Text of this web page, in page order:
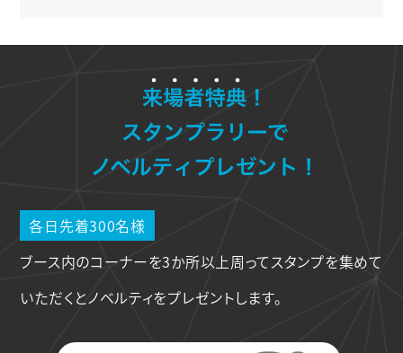
各日先着300名様
ブース内のコーナーを3か所以上周ってスタンプを集めて
いただくとノベルティをプレゼントします。